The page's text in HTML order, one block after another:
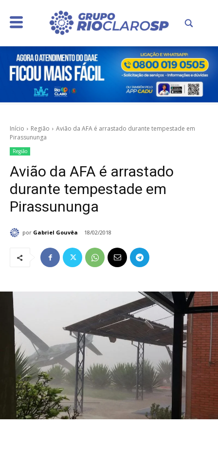
Início Região
Avião da AFA é arrastado durante tempestade em
Pirassununga
Região
Avião da AFA é arrastado
durante tempestade em
Pirassununga
por Gabriel Gouvêa 18/02/2018